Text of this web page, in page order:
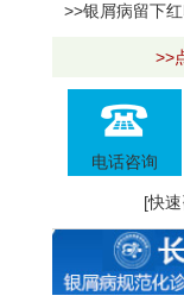
>>银屑病留下
>>
电话咨询
[快